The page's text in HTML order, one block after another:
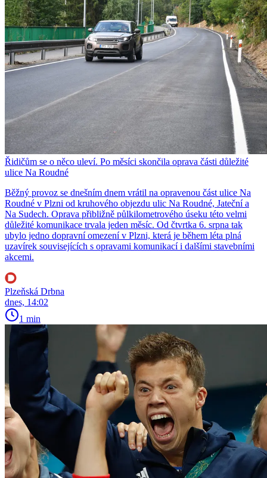
Řidičům se o něco uleví. Po měsíci skončila oprava části důležité
ulice Na Roudné
Běžný provoz se dnešním dnem vrátil na opravenou část ulice Na
Roudné v Plzni od kruhového objezdu ulic Na Roudné, Jateční a
Na Sudech. Oprava přibližně půlkilometrového úseku této velmi
důležité komunikace trvala jeden měsíc. Od čtvrtka 6. srpna tak
ubylo jedno dopravní omezení v Plzni, která je během léta plná
uzavírek souvisejících s opravami komunikací i dalšími stavebními
akcemi.
Plzeňská Drbna
dnes, 14:02
1 min